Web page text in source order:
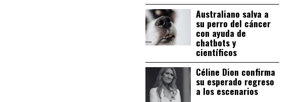
Australiano salva a
su perro del cáncer
con ayuda de
chatbots y
científicos
Céline Dion confirma
su esperado regreso
a los escenarios